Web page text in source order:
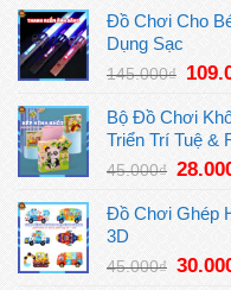
Đồ Chơi Cho
Dụng Sạc
145.000₫ Giá
là:
Bộ Đồ Chơi
Triển Trí Tuệ &
45.000₫ Giá
là:
Đồ Chơi Ghép
3D
45.000₫ Giá